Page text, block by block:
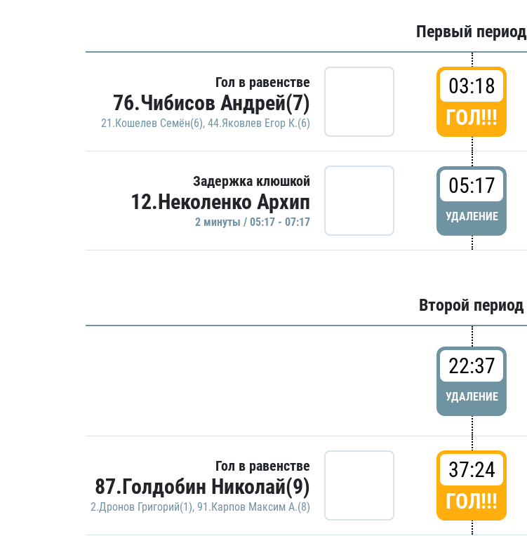
Первый период
Гол в равенстве
76.Чибисов Андрей(7)
21.Кошелев Семён(6), 44.Яковлев Егор К.(6)
03:18
ГОЛ!!!
Задержка клюшкой
12.Неколенко Архип
2 минуты / 05:17 - 07:17
05:17
УДАЛЕНИЕ
Второй период
22:37
УДАЛЕНИЕ
Гол в равенстве
87.Голдобин Николай(9)
2.Дронов Григорий(1), 91.Карпов Максим А.(8)
37:24
ГОЛ!!!